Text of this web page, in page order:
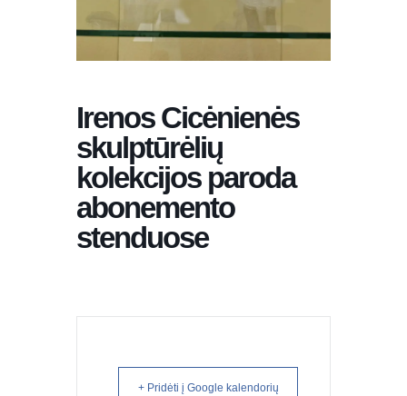
Irenos Cicėnienės
skulptūrėlių
kolekcijos paroda
abonemento
stenduose
+ Pridėti į Google kalendorių